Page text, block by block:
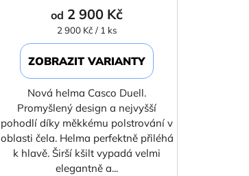
od 2 900 Kč
Měrná
cena:
2 900 Kč / 1 ks
ZOBRAZIT VARIANTY
Nová helma Casco Duell.
Promyšlený design a nejvyšší
pohodlí díky měkkému polstrování v
oblasti čela. Helma perfektně přiléhá
k hlavě. Širší kšilt vypadá velmi
elegantně a...